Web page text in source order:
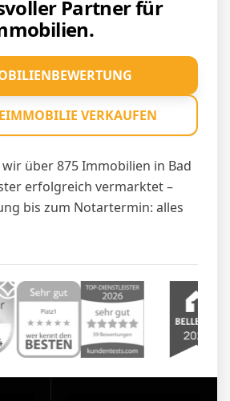
Partner für
über 875 Immobilien in Bad
erfolgreich vermarktet –
bis zum Notartermin: alles
VERKAUFEN